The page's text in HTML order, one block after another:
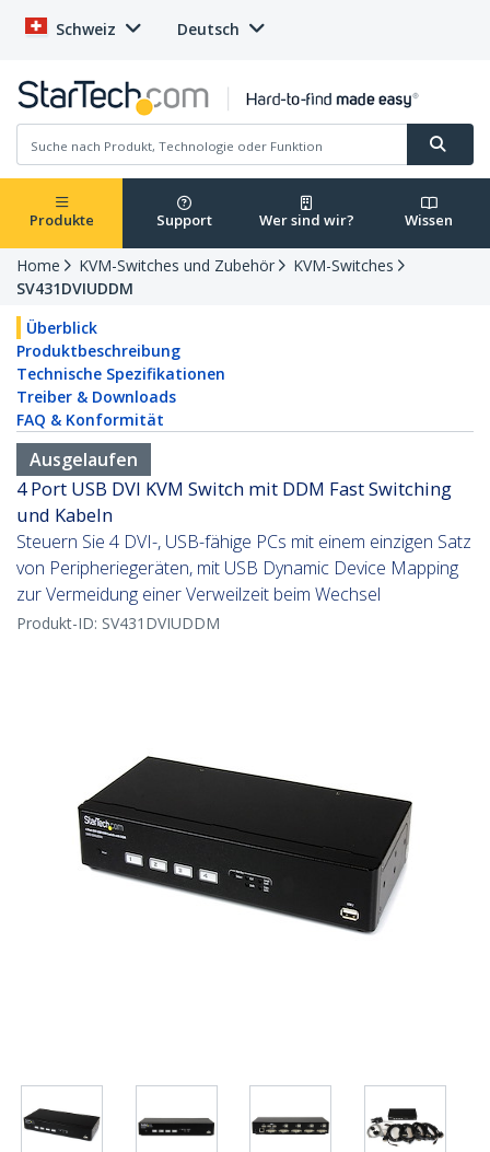
Schweiz Deutsch
Produkte Support Wer sind wir? Wissen
Home KVM-Switches und Zubehör
KVM-Switches
SV431DVIUDDM
Überblick
Produktbeschreibung
Technische Spezifikationen
Treiber & Downloads
FAQ & Konformität
Ausgelaufen
4 Port USB DVI KVM Switch mit DDM Fast Switching
und Kabeln
Steuern Sie 4 DVI-, USB-fähige PCs mit einem einzigen Satz
von Peripheriegeräten, mit USB Dynamic Device Mapping
zur Vermeidung einer Verweilzeit beim Wechsel
Produkt-ID: SV431DVIUDDM